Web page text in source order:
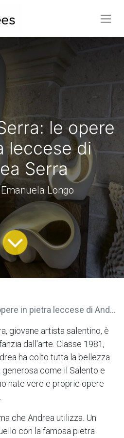
le opere
leccese di
Serra
Longo
in pietra leccese di Andrea Serra
giovane artista salentino, è
dall'arte. Classe 1981,
ha colto tutta la bellezza
generosa come il Salento e
nate vere e proprie opere
che Andrea utilizza. Un
con la famosa pietra